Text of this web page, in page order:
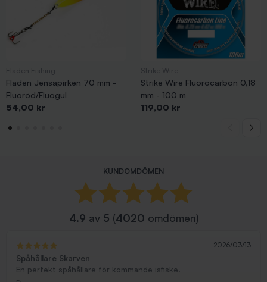
Fladen Jensapirken 70 mm -
Fluoröd/Fluogul
Pris
54,00 kr
Strike Wire Fluorocarbon 0,18
mm - 100 m
Pris
119,00 kr
KUNDOMDÖMEN
4.9 av 5 (4020 omdömen)
2026/03/13
Spåhållare Skarven
En perfekt spåhållare för kommande isfiske.